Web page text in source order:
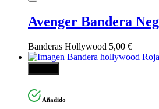
Avenger Bandera
Banderas Hollywood 5,00 €
Añadido